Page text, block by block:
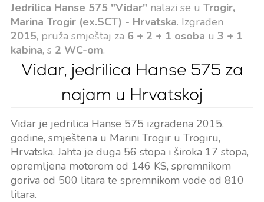
Jedrilica Hanse 575 "Vidar" nalazi se u Trogir,
Marina Trogir (ex.SCT) - Hrvatska. Izgrađen
2015, pruža smještaj za 6 + 2 + 1 osoba u 3 + 1
kabina, s 2 WC-om.
Vidar, jedrilica Hanse 575 za
najam u Hrvatskoj
Vidar je jedrilica Hanse 575 izgrađena 2015.
godine, smještena u Marini Trogir u Trogiru,
Hrvatska. Jahta je duga 56 stopa i široka 17 stopa,
opremljena motorom od 146 KS, spremnikom
goriva od 500 litara te spremnikom vode od 810
litara.